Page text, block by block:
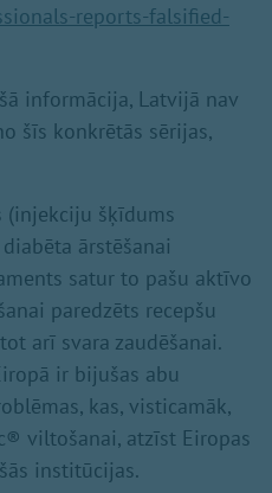
reports-falsified-
informācija, Latvijā nav
šīs konkrētās sērijas,
(injekciju šķīdums
ārstēšanai
satur to pašu aktīvo
paredzēts recepšu
arī svara zaudēšanai.
ir bijušas abu
kas, visticamāk,
viltošanai, atzīst Eiropas
institūcijas.